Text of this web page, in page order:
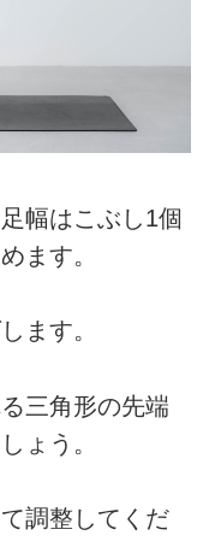
幅はこぶし1個
ます。
ます。
三角形の先端
ょう。
調整してくだ